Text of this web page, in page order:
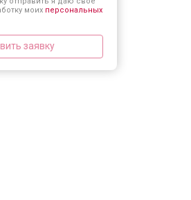
моих персональных
заявку